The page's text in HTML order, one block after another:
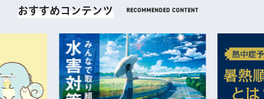
おすすめコンテンツ